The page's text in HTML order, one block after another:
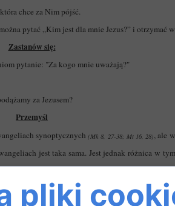
chce za Nim pójść.
pytać „Kim jest dla mnie Jezus?” i otrzymać
Zastanów się:
pytanie: "Za kogo mnie uważają?"
za Jezusem?
Przemyśl
synoptycznych(Mk 8, 27-38; Mt 16, 28), ale
jest taka sama. Jest jednak różnica w
modlitwie zadaje uczniom pytanie o Jego
pliki